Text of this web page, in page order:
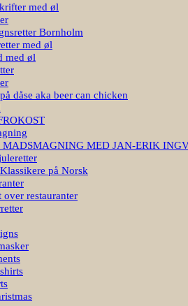
med øl
Bornholm
med øl
med øl
dåse aka beer can chicken
MED JAN-ERIK
på Norsk
over restauranter